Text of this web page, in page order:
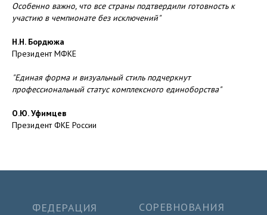
Особенно важно, что все страны подтвердили готовность к
участию в чемпионате без исключений"
Н.Н. Бордюжа
Президент МФКЕ
"Единая форма и визуальный стиль подчеркнут
профессиональный статус комплексного единоборства"
О.Ю. Уфимцев
Президент ФКЕ России
ФЕДЕРАЦИЯ СОРЕВНОВАНИЯ